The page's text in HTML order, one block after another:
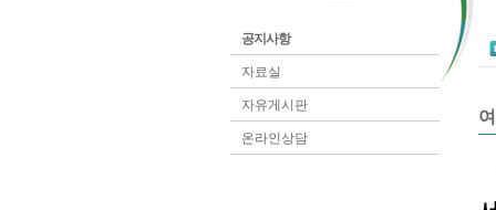
공지사항
자료실
자유게시판
온라인상담